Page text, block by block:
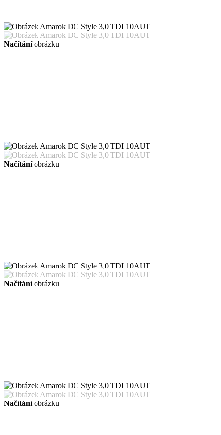
Načítáníobrázku
Načítáníobrázku
Načítáníobrázku
Načítáníobrázku